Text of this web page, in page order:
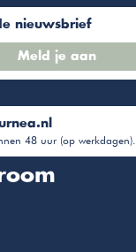
nieuwsbrief
Meld je aan
48 uur (op werkdagen).